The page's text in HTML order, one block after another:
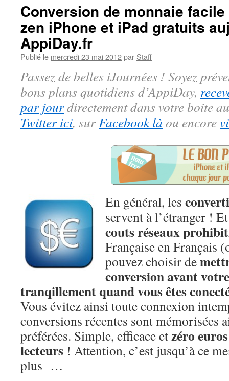
Conversion de monnaie
zen iPhone et iPad gratuits
AppiDay.fr
Publié le mercredi 23 mai 2012par Staff
Passez de belles iJournées ! Soyez
bons plans quotidiens d’AppiDay,
par jourdirectement dans votre boite
Twitter ici, surFacebook là ou encore
En général, les
servent à l’étranger !
couts réseaux
Française en Français
pouvez choisir de
conversion avant
tranqillement quand vous êtes
Vous évitez ainsi toute connexion
conversions récentes sont mémorisées
préférées. Simple, efficace etzéro
lecteurs ! Attention, c’est jusqu’à ce
plus …